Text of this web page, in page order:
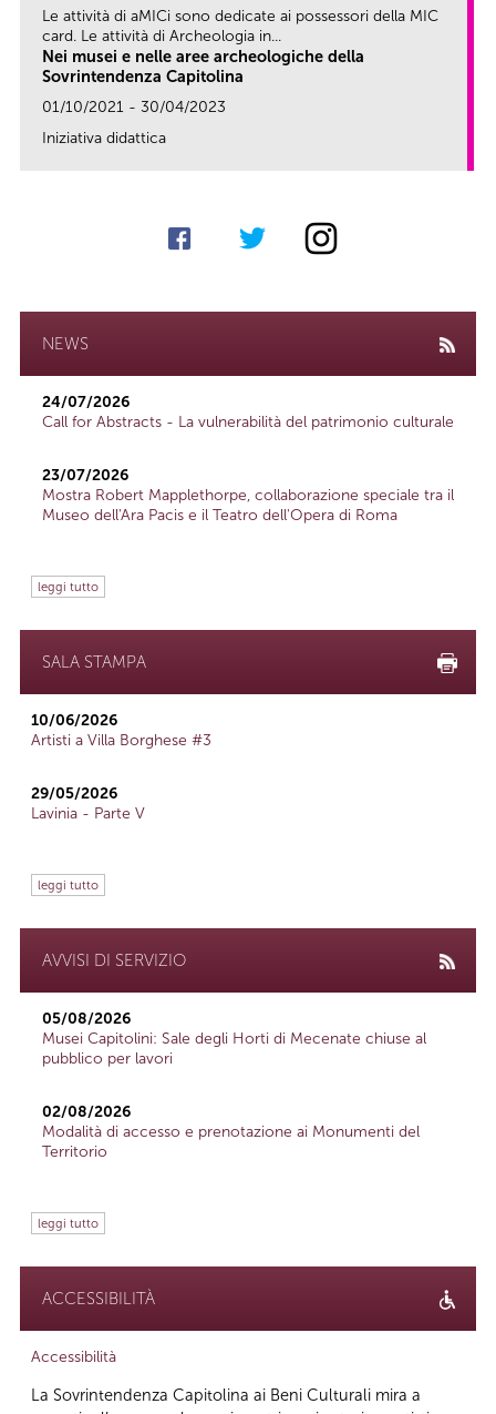
Le attività di aMICi sono dedicate ai possessori della MIC
card. Le attività di Archeologia in...
Nei musei e nelle aree archeologiche della
Sovrintendenza Capitolina
01/10/2021 - 30/04/2023
Iniziativa didattica
NEWS
24/07/2026
Call for Abstracts - La vulnerabilità del patrimonio culturale
23/07/2026
Mostra Robert Mapplethorpe, collaborazione speciale tra il
Museo dell'Ara Pacis e il Teatro dell'Opera di Roma
leggi tutto
SALA STAMPA
10/06/2026
Artisti a Villa Borghese #3
29/05/2026
Lavinia - Parte V
leggi tutto
AVVISI DI SERVIZIO
05/08/2026
Musei Capitolini: Sale degli Horti di Mecenate chiuse al
pubblico per lavori
02/08/2026
Modalità di accesso e prenotazione ai Monumenti del
Territorio
leggi tutto
ACCESSIBILITÀ
Accessibilità
La Sovrintendenza Capitolina ai Beni Culturali mira a